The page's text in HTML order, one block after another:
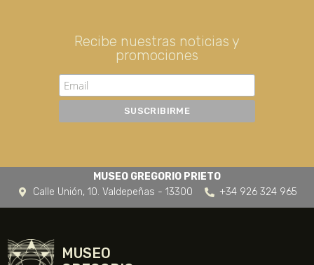
Recibe nuestras noticias y
promociones
MUSEO GREGORIO PRIETO
Calle Unión, 10. Valdepeñas - 13300
+34 926 324 965
MUSEO